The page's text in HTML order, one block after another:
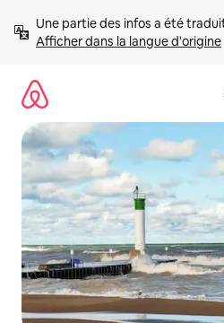
directement
Afficher dans la langue d'origine